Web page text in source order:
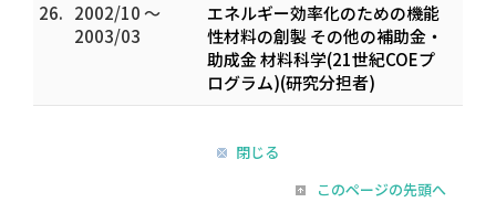
26. 2002/10 ～
2003/03
エネルギー効率化のための機能
性材料の創製 その他の補助金・
助成金 材料科学(21世紀COEプ
ログラム)(研究分担者)
閉じる
このページの先頭へ